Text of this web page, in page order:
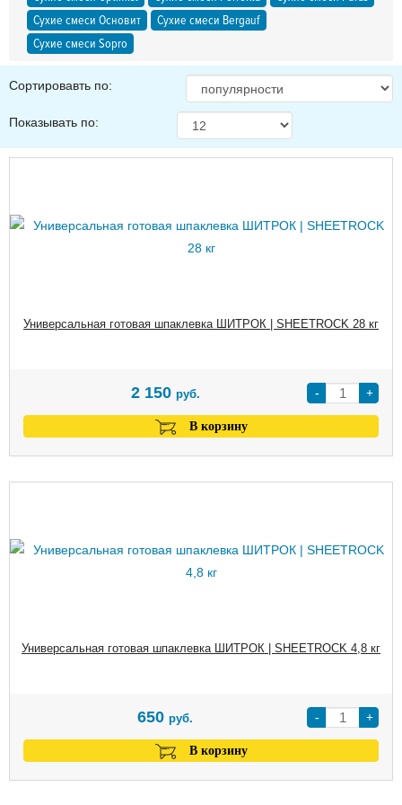
Сухие смеси Основит
Сухие смеси Bergauf
Сухие смеси Sopro
Сортировавть по:
Показывать по:
Универсальная готовая шпаклевка ШИТРОК | SHEETROCK 28 кг
- +
2 150 руб.
В корзину
Универсальная готовая шпаклевка ШИТРОК | SHEETROCK 4,8 кг
- +
650 руб.
В корзину